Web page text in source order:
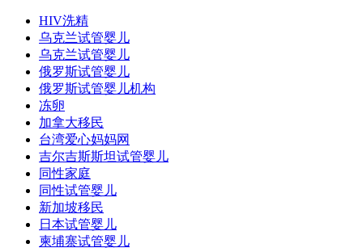
HIV洗精
乌克兰试管婴儿
乌克兰试管婴儿
俄罗斯试管婴儿
俄罗斯试管婴儿机构
冻卵
加拿大移民
台湾爱心妈妈网
吉尔吉斯斯坦试管婴儿
同性家庭
同性试管婴儿
新加坡移民
日本试管婴儿
柬埔寨试管婴儿